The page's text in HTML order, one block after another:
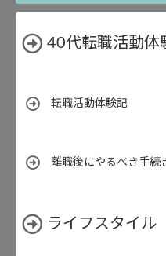
40代転職活動体
転職活動体験記
離職後にやるべき手続
ライフスタイル